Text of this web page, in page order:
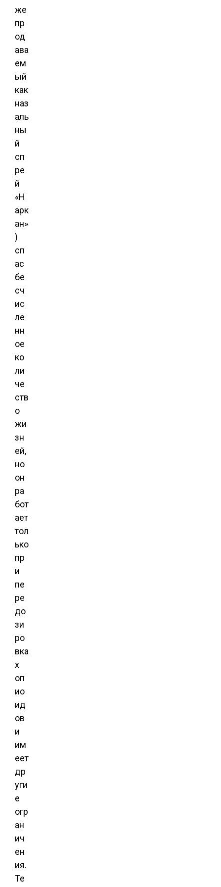
же
пр
од
ава
ем
ый
как
наз
аль
ны
й
сп
ре
й
«Н
арк
ан»
)
сп
ас
бе
сч
ис
ле
нн
ое
ко
ли
че
ств
о
жи
зн
ей,
но
он
ра
бот
ает
тол
ько
пр
и
пе
ре
до
зи
ро
вка
х
оп
ио
ид
ов
и
им
еет
др
уги
е
огр
ан
ич
ен
ия.
Те